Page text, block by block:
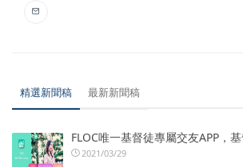
精選新聞稿 最新新聞稿
FLOC唯一基督徒專屬交友APP，
2021/03/29